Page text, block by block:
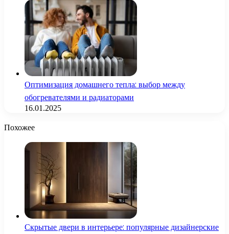
Оптимизация домашнего тепла: выбор между
обогревателями и радиаторами
16.01.2025
Похожее
Скрытые двери в интерьере: популярные дизайнерские